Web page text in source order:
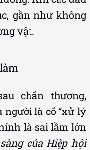
gần như không
vật.
chấn thương,
là cố “xử lý
là sai lầm lớn
của Hiệp hội